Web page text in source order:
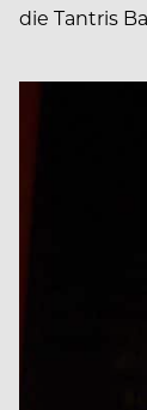
die Tantris